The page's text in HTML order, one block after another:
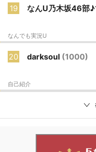
19 なんU乃木坂46部
なんでも実況U
20 darksoul (1000)
自己紹介